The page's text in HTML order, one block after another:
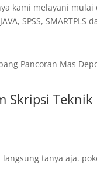
kami melayani mulai
SPSS, SMARTPLS
Pancoran Mas
Skripsi
tanya aja.